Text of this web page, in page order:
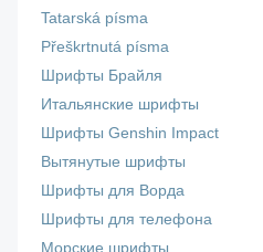
Tatarská písma
Přeškrtnutá písma
Шрифты Брайля
Итальянские шрифты
Шрифты Genshin Impact
Вытянутые шрифты
Шрифты для Ворда
Шрифты для телефона
Морские шрифты